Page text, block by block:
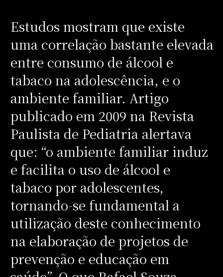
Estudos mostram que existe
uma correlação bastante elevada
entre consumo de álcool e
tabaco na adolescência, e o
ambiente familiar. Artigo
publicado em 2009 na Revista
Paulista de Pediatria alertava
que: “o ambiente familiar induz
e facilita o uso de álcool e
tabaco por adolescentes,
tornando-se fundamental a
utilização deste conhecimento
na elaboração de projetos de
prevenção e educação em